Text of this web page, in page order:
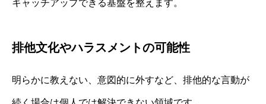
キャッチアップできる基盤を整えます。
排他文化やハラスメントの可能性
明らかに教えない、意図的に外すなど、排他的な言動が